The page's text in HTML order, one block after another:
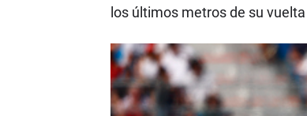
los últimos metros de su